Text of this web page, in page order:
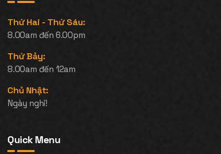
Thứ Hai - Thứ Sáu:
8.00am đến 6.00pm
Thứ Bảy:
8.00am đến 12am
Chủ Nhật:
Ngày nghỉ!
Quick Menu